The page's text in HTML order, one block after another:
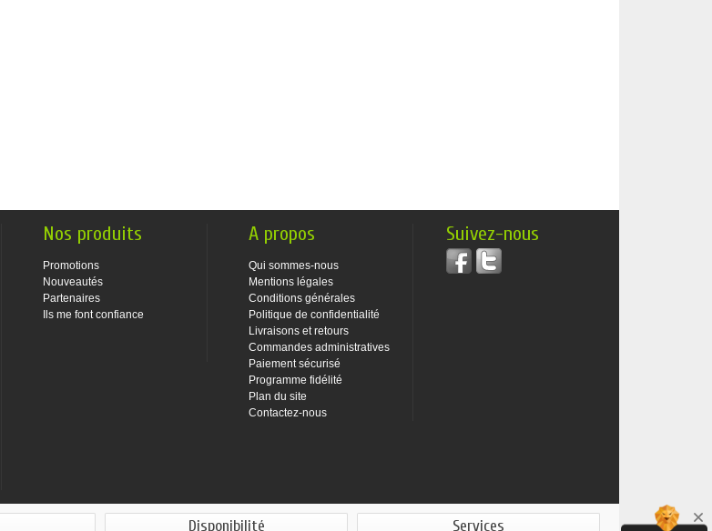
Nos produits
Promotions
Nouveautés
Partenaires
Ils me font confiance
A propos
Qui sommes-nous
Mentions légales
Conditions générales
Politique de confidentialité
Livraisons et retours
Commandes administratives
Paiement sécurisé
Programme fidélité
Plan du site
Contactez-nous
Suivez-nous
Disponibilité Services